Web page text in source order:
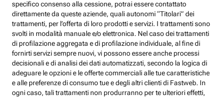
specifico consenso alla cessione, potrai essere contattato
direttamente da queste aziende, quali autonomi “Titolari” dei
trattamenti, per l’offerta di loro prodotti e servizi. I trattamenti sono
svolti in modalità manuale e/o elettronica. Nel caso dei trattamenti
di profilazione aggregata e di profilazione individuale, al fine di
fornirti servizi sempre nuovi, vi possono essere anche processi
decisionali e di analisi dei dati automatizzati, secondo la logica di
adeguare le opzioni e le offerte commerciali alle tue caratteristiche
e alle preferenze di consumo tue e degli altri clienti di Fastweb. In
ogni caso, tali trattamenti non produrranno per te ulteriori effetti,